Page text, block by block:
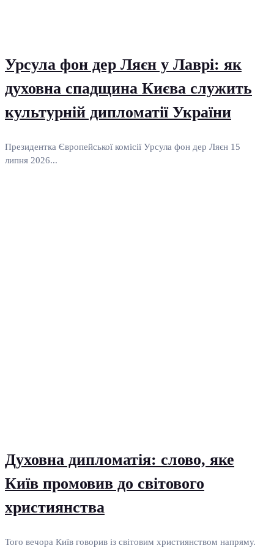
Урсула фон дер Ляєн у Лаврі: як
духовна спадщина Києва служить
культурній дипломатії України
Президентка Європейської комісії Урсула фон дер Ляєн 15
липня 2026...
Духовна дипломатія: слово, яке
Київ промовив до світового
християнства
Того вечора Київ говорив із світовим християнством напряму.